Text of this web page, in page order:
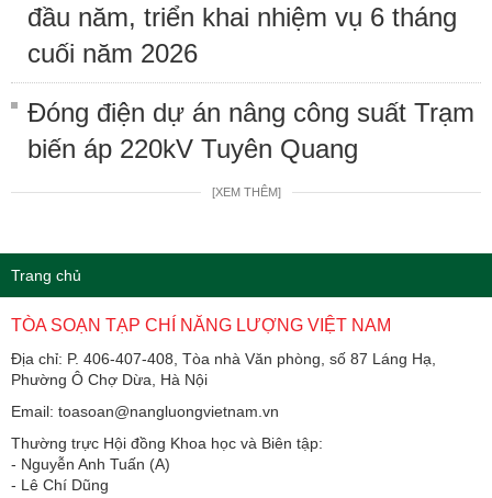
đầu năm, triển khai nhiệm vụ 6 tháng
cuối năm 2026
Đóng điện dự án nâng công suất Trạm
biến áp 220kV Tuyên Quang
[XEM THÊM]
Trang chủ
TÒA SOẠN TẠP CHÍ NĂNG LƯỢNG VIỆT NAM
Địa chỉ: P. 406-407-408, Tòa nhà Văn phòng, số 87 Láng Hạ,
Phường Ô Chợ Dừa, Hà Nội
Email: toasoan@nangluongvietnam.vn
Thường trực Hội đồng Khoa học và Biên tập:
​​​​​​- Nguyễn Anh Tuấn (A)
- Lê Chí Dũng